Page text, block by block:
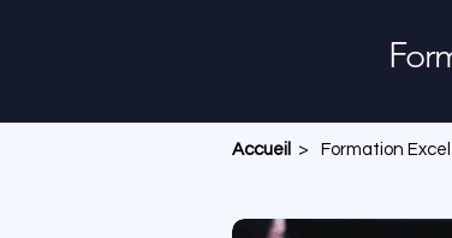
Accueil > Formation